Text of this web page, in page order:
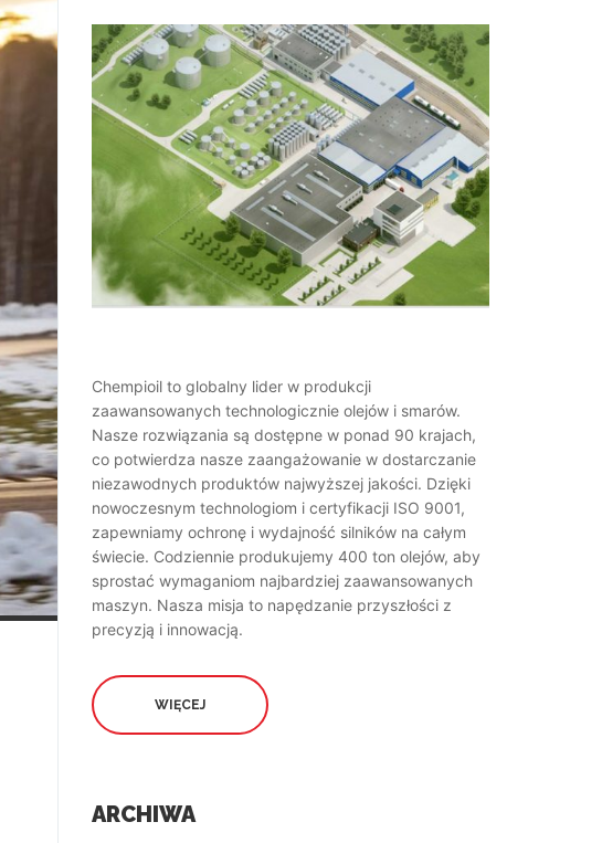
Chempioil to globalny lider w produkcji
zaawansowanych technologicznie olejów i smarów.
Nasze rozwiązania są dostępne w ponad 90 krajach,
co potwierdza nasze zaangażowanie w dostarczanie
niezawodnych produktów najwyższej jakości. Dzięki
nowoczesnym technologiom i certyfikacji ISO 9001,
zapewniamy ochronę i wydajność silników na całym
świecie. Codziennie produkujemy 400 ton olejów, aby
sprostać wymaganiom najbardziej zaawansowanych
maszyn. Nasza misja to napędzanie przyszłości z
precyzją i innowacją.
WIĘCEJ
ARCHIWA